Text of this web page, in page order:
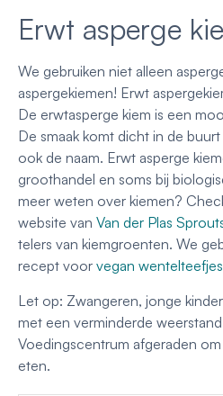
Erwt asperge
We gebruiken niet alleen
aspergekiemen! Erwt
De erwtasperge kiem is een
De smaak komt dicht in de
ook de naam. Erwt asperge
groothandel en soms bij
meer weten over kiemen?
website van Van der Plas
telers van kiemgroenten. We
recept voor vegan
Let op: Zwangeren, jonge
met een verminderde
Voedingscentrum afgeraden
eten.